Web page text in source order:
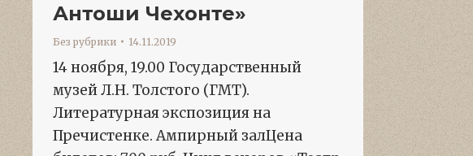
Антоши Чехонте»
Без рубрики 14.11.2019
14 ноября, 19.00 Государственный
музей Л.Н. Толстого (ГМТ).
Литературная экспозиция на
Пречистенке. Ампирный залЦена